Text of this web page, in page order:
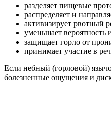
разделяет пищевые
распределяет и
активизирует рвотный
уменьшает вероятность
защищает горло от
принимает участие в
Если небный (горловой)
болезненные ощущения и